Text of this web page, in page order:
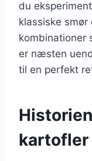
du
klassiske
kombinationer
er næsten
til en perfekt
kartofler